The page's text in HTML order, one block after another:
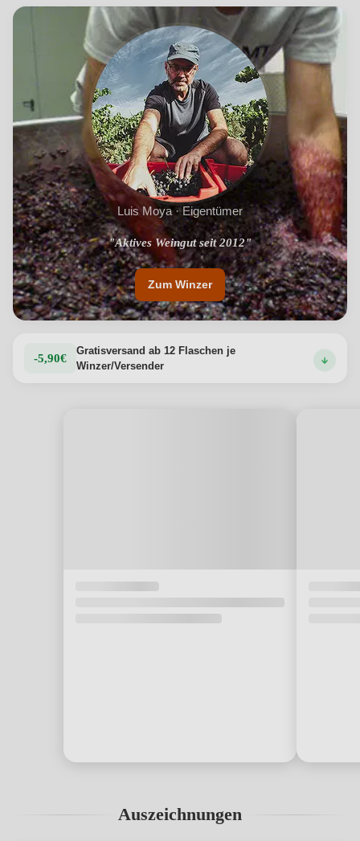
Luis Moya · Eigentümer
"Aktives Weingut seit 2012"
Zum Winzer
-5,90€
Gratisversand ab 12 Flaschen je
Winzer/Versender
Auszeichnungen